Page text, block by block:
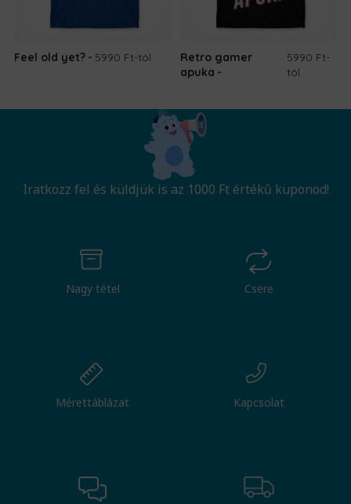
Feel old yet? 5990 Ft-tól
Retro gamer
apuka
5990 Ft-
tól
Iratkozz fel és küldjük is az 1000 Ft értékű kuponod!
Nagy tétel Csere
Mérettáblázat Kapcsolat